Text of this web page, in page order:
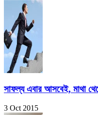
সাফল্য এবার আসবেই, মাথা
3 Oct 2015